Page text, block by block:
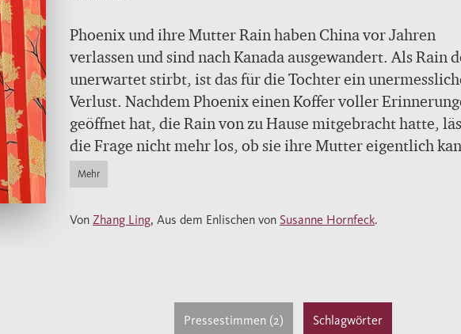
Phoenix und ihre Mutter Rain haben China vor Jahren
verlassen und sind nach Kanada ausgewandert. Als Rain
unerwartet stirbt, ist das für die Tochter ein
Verlust. Nachdem Phoenix einen Koffer voller
geöffnet hat, die Rain von zu Hause mitgebracht hatte,
die Frage nicht mehr los, ob sie ihre Mutter eigentlich
Als sie sich in China auf die Spuren der Geschichte ihrer
Familie macht, findet sie auch ein Stück von sich selbst. In
ihrem emotionalen wie eindringlichen Roman erzählt die
Geheimnisse sind, die ein Leben am tiefsten prägen.
Mehr
Von Zhang Ling, Aus dem Enlischen von Susanne Hornfeck.
Pressestimmen (2) Schlagwörter